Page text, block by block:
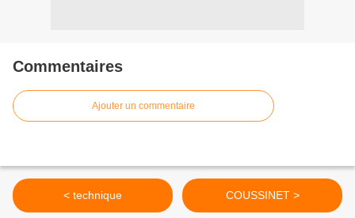
Commentaires
Ajouter un commentaire
< technique COUSSINET >